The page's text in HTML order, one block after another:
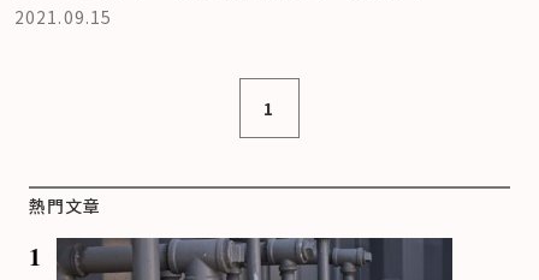
2021.09.15
1
熱門文章
1